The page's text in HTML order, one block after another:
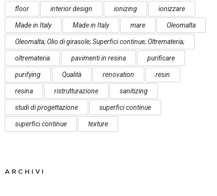
floor interior design ionizing ionizzare
Made in Italy Made in Italy mare Oleomalta
Oleomalta; Olio di girasole; Superfici continue; Oltremateria;
oltremateria pavimenti in resina purificare
purifying Qualità renovation resin
resina ristrutturazione sanitizing
studi di progettazione superfici continue
superfici continue texture
ARCHIVI